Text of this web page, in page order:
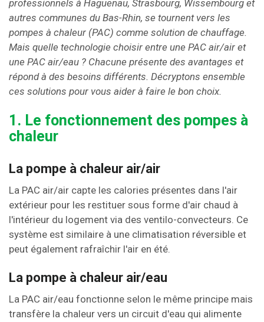
professionnels à Haguenau, Strasbourg, Wissembourg et
autres communes du Bas-Rhin, se tournent vers les
pompes à chaleur (PAC) comme solution de chauffage.
Mais quelle technologie choisir entre une PAC air/air et
une PAC air/eau ? Chacune présente des avantages et
répond à des besoins différents. Décryptons ensemble
ces solutions pour vous aider à faire le bon choix.
1. Le fonctionnement des pompes à
chaleur
La pompe à chaleur air/air
La PAC air/air capte les calories présentes dans l'air
extérieur pour les restituer sous forme d'air chaud à
l'intérieur du logement via des ventilo-convecteurs. Ce
système est similaire à une climatisation réversible et
peut également rafraîchir l'air en été.
La pompe à chaleur air/eau
La PAC air/eau fonctionne selon le même principe mais
transfère la chaleur vers un circuit d'eau qui alimente